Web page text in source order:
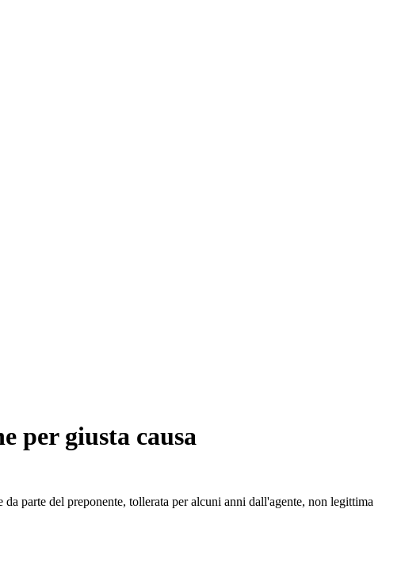
per giusta causa
parte del preponente, tollerata per alcuni anni dall'agente, non legittima